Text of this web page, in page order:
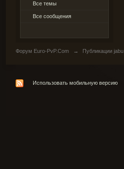
Все темы
Все сообщения
Форум Euro-PvP.Com → Публикации jabu
Использовать мобильную версию